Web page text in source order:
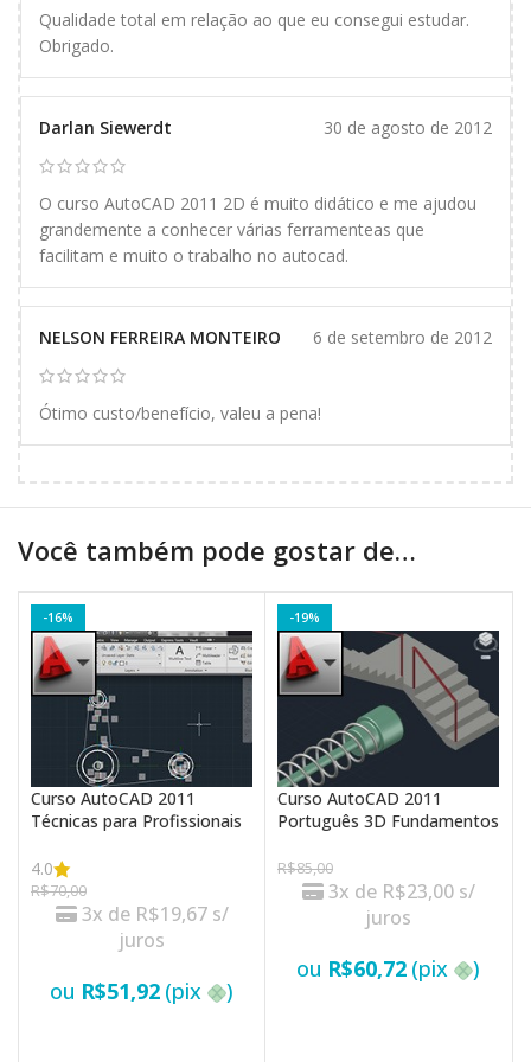
Qualidade total em relação ao que eu consegui estudar.
Obrigado.
Darlan Siewerdt 30 de agosto de 2012
O curso AutoCAD 2011 2D é muito didático e me ajudou
grandemente a conhecer várias ferramenteas que
facilitam e muito o trabalho no autocad.
NELSON FERREIRA MONTEIRO 6 de setembro de 2012
Ótimo custo/benefício, valeu a pena!
Você também pode gostar de…
-16%
Curso AutoCAD 2011
Técnicas para Profissionais
4.0
R$70,00
3x de R$19,67 s/
juros
ou R$51,92 (pix )
-19%
Curso AutoCAD 2011
Português 3D Fundamentos
R$85,00
3x de R$23,00 s/
juros
ou R$60,72 (pix )